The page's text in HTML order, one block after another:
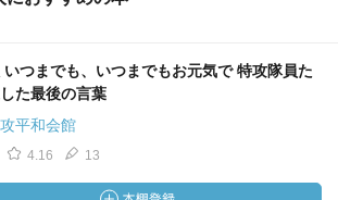
いつまでも、いつまでもお元気で 特攻隊員た
た最後の言葉
平和会館
4.16 13